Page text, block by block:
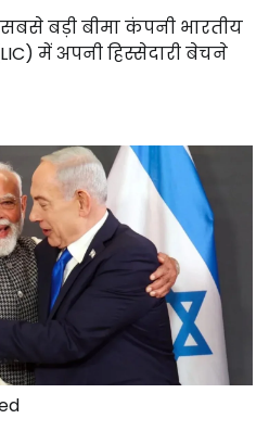
बड़ी बीमा कंपनी भारतीय
में अपनी हिस्सेदारी बेचने